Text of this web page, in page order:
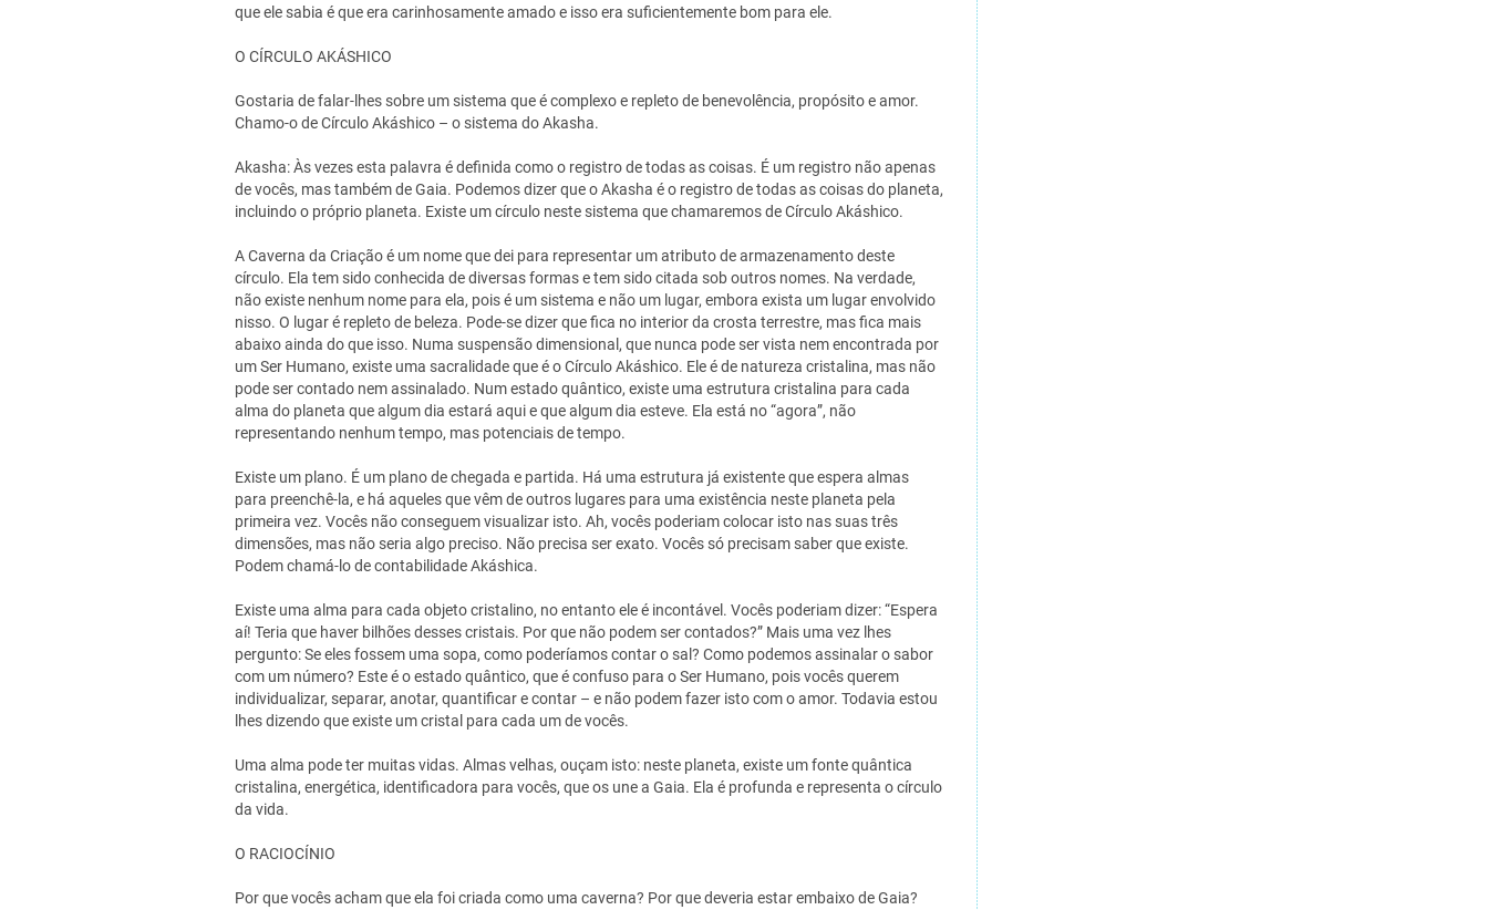
que ele sabia é que era carinhosamente amado e isso era suficientemente bom para ele.
O CÍRCULO AKÁSHICO
Gostaria de falar-lhes sobre um sistema que é complexo e repleto de benevolência, propósito e amor.
Chamo-o de Círculo Akáshico – o sistema do Akasha.
Akasha: Às vezes esta palavra é definida como o registro de todas as coisas. É um registro não apenas
de vocês, mas também de Gaia. Podemos dizer que o Akasha é o registro de todas as coisas do planeta,
incluindo o próprio planeta. Existe um círculo neste sistema que chamaremos de Círculo Akáshico.
A Caverna da Criação é um nome que dei para representar um atributo de armazenamento deste
círculo. Ela tem sido conhecida de diversas formas e tem sido citada sob outros nomes. Na verdade,
não existe nenhum nome para ela, pois é um sistema e não um lugar, embora exista um lugar envolvido
nisso. O lugar é repleto de beleza. Pode-se dizer que fica no interior da crosta terrestre, mas fica mais
abaixo ainda do que isso. Numa suspensão dimensional, que nunca pode ser vista nem encontrada por
um Ser Humano, existe uma sacralidade que é o Círculo Akáshico. Ele é de natureza cristalina, mas não
pode ser contado nem assinalado. Num estado quântico, existe uma estrutura cristalina para cada
alma do planeta que algum dia estará aqui e que algum dia esteve. Ela está no “agora”, não
representando nenhum tempo, mas potenciais de tempo.
Existe um plano. É um plano de chegada e partida. Há uma estrutura já existente que espera almas
para preenchê-la, e há aqueles que vêm de outros lugares para uma existência neste planeta pela
primeira vez. Vocês não conseguem visualizar isto. Ah, vocês poderiam colocar isto nas suas três
dimensões, mas não seria algo preciso. Não precisa ser exato. Vocês só precisam saber que existe.
Podem chamá-lo de contabilidade Akáshica.
Existe uma alma para cada objeto cristalino, no entanto ele é incontável. Vocês poderiam dizer: “Espera
aí! Teria que haver bilhões desses cristais. Por que não podem ser contados?” Mais uma vez lhes
pergunto: Se eles fossem uma sopa, como poderíamos contar o sal? Como podemos assinalar o sabor
com um número? Este é o estado quântico, que é confuso para o Ser Humano, pois vocês querem
individualizar, separar, anotar, quantificar e contar – e não podem fazer isto com o amor. Todavia estou
lhes dizendo que existe um cristal para cada um de vocês.
Uma alma pode ter muitas vidas. Almas velhas, ouçam isto: neste planeta, existe um fonte quântica
cristalina, energética, identificadora para vocês, que os une a Gaia. Ela é profunda e representa o círculo
da vida.
O RACIOCÍNIO
Por que vocês acham que ela foi criada como uma caverna? Por que deveria estar embaixo de Gaia?